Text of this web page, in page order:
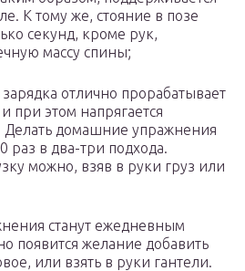
К тому же, стояние в позе
секунд, кроме рук,
массу спины;
отлично прорабатывает
при этом напрягается
домашние упражнения
раз в два-три подхода.
можно, взяв в руки груз или
станут ежедневным
появится желание добавить
или взять в руки гантели.